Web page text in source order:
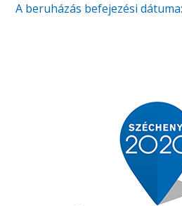
A beruházás befejezési